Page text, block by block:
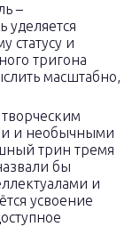
–
уделяется
статусу и
тригона
масштабно,
творческим
и необычными
трин тремя
бы
и
усвоение